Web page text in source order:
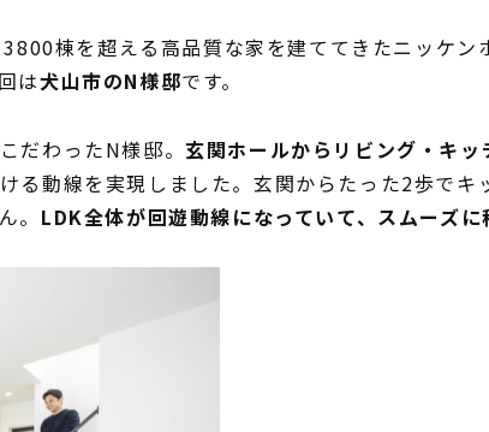
棟を超える高品質な家を建ててきたニッケン
は犬山市のN様邸です。
だわったN様邸。玄関ホールからリビング・キ
る動線を実現しました。玄関からたった2歩で
。 LDK全体が回遊動線になっていて、スムーズ